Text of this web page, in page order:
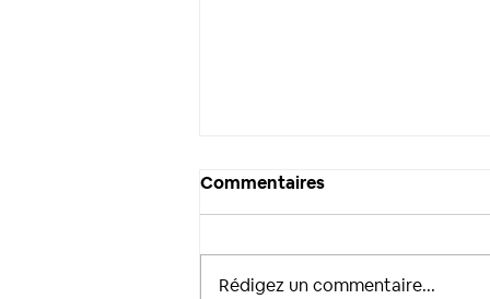
Commentaires
Rédigez un commentaire...